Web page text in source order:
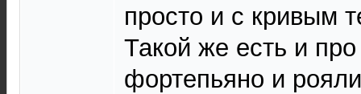
просто и с кривым
Такой же есть и
фортепьяно и